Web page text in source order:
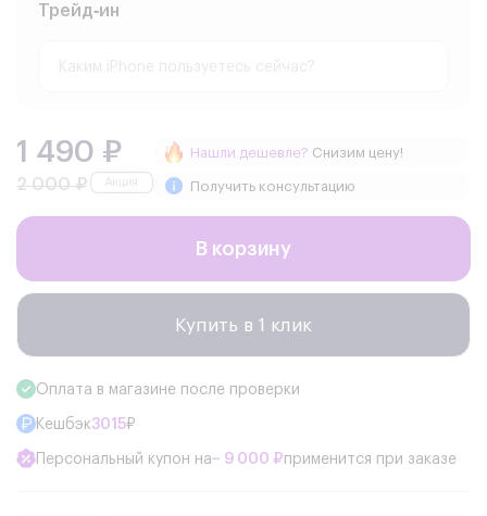
Трейд‑ин
1 490 ₽
2 000 ₽
Нашли дешевле? Снизим цену!
Получить консультацию
В корзину
Купить в 1 клик
Оплата в магазине после проверки
Кешбэк3015₽
Персональный купон на− 9 000 ₽применится при заказе